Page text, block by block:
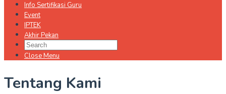
Info Sertifikasi Guru
Event
IPTEK
Akhir Pekan
Close Menu
Tentang Kami